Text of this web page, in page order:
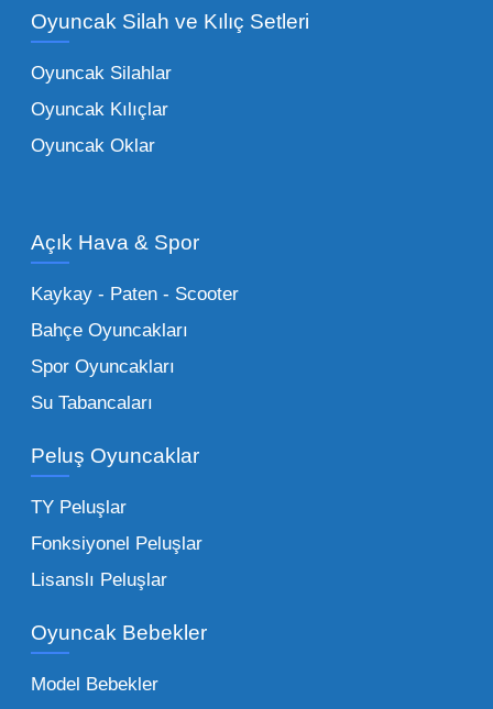
tarafından tercih edilentoptan eğitici
ebeveynlerin son yıllarda en çok satın aldığı
ürün grupları arasında yer almaktadır.
Oyuncak Araçlar:
stok imkanımızla sunulmaktadır.
Küçük Oyuncaklar:
sağlayan toptan küçük oyuncaklar, bakkallar,
Bu kategorideki küçük oyuncaklar toptan
alımlarda çok düşük maliyetlerle yüksek
adetli stok yapmanıza olanak tanır. Özellikle
sürpriz paketler ve figürler, çocukların
harçlıklarıyla kolayca alabildiği ürünlerdir.
Çocuk Oyuncakları Toptan Seçenekleri:
Bebeklik döneminden ergenliğe kadar geniş
toptan tedariği yaparken, piyasadaki en son
figürlerden geleneksel oyun setlerine kadar
Oyuncak Silah ve Kılıç Setleri
Oyuncak Silahlar
Oyuncak Kılıçlar
Oyuncak Oklar
Açık Hava & Spor
Kaykay - Paten - Scooter
Bahçe Oyuncakları
Spor Oyuncakları
Su Tabancaları
Peluş Oyuncaklar
TY Peluşlar
Fonksiyonel Peluşlar
Lisanslı Peluşlar
Oyuncak Bebekler
Model Bebekler